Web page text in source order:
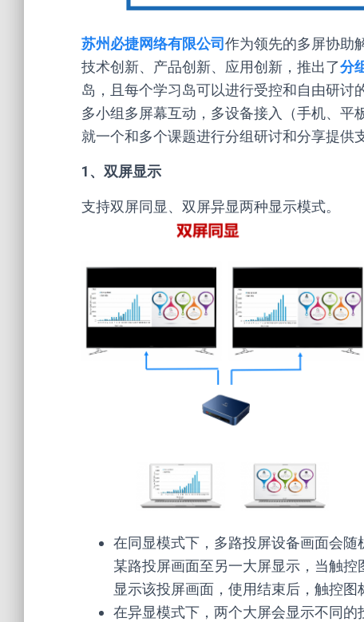
苏州必捷网络有限公司作为领先的多屏协助
技术创新、产品创新、应用创新，推出了分
岛，且每个学习岛可以进行受控和自由研讨
多小组多屏幕互动，多设备接入（手机、平
就一个和多个课题进行分组研讨和分享提供
1、双屏显示
支持双屏同显、双屏异显两种显示模式。
在同显模式下，多路投屏设备画面会
某路投屏画面至另一大屏显示，当触
显示该投屏画面，使用结束后，触控图
在异显模式下，两个大屏会显示不同